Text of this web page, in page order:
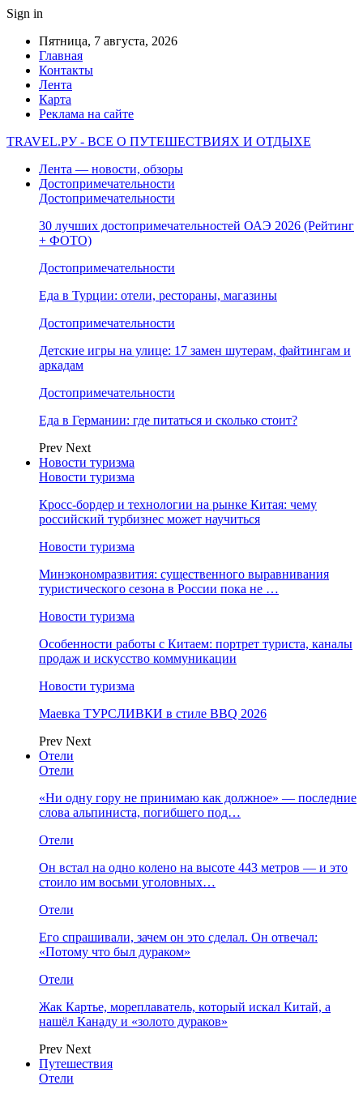
Sign in
Пятница, 7 августа, 2026
Главная
Контакты
Лента
Карта
Реклама на сайте
TRAVEL.РУ - ВСЕ О ПУТЕШЕСТВИЯХ И ОТДЫХЕ
Лента — новости, обзоры
Достопримечательности
Достопримечательности
30 лучших достопримечательностей ОАЭ 2026 (Рейтинг
+ ФОТО)
Достопримечательности
Еда в Турции: отели, рестораны, магазины
Достопримечательности
Детские игры на улице: 17 замен шутерам, файтингам и
аркадам
Достопримечательности
Еда в Германии: где питаться и сколько стоит?
Prev Next
Новости туризма
Новости туризма
Кросс-бордер и технологии на рынке Китая: чему
российский турбизнес может научиться
Новости туризма
Минэкономразвития: существенного выравнивания
туристического сезона в России пока не …
Новости туризма
Особенности работы с Китаем: портрет туриста, каналы
продаж и искусство коммуникации
Новости туризма
Маевка ТУРСЛИВКИ в стиле BBQ 2026
Prev Next
Отели
Отели
«Ни одну гору не принимаю как должное» — последние
слова альпиниста, погибшего под…
Отели
Он встал на одно колено на высоте 443 метров — и это
стоило им восьми уголовных…
Отели
Его спрашивали, зачем он это сделал. Он отвечал:
«Потому что был дураком»
Отели
Жак Картье, мореплаватель, который искал Китай, а
нашёл Канаду и «золото дураков»
Prev Next
Путешествия
Отели